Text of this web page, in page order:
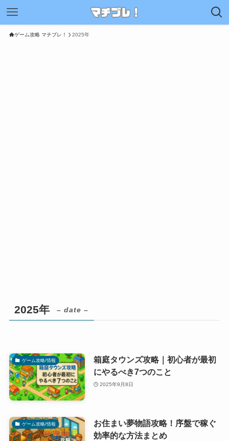
ゲーム攻略 マチブレ！ 2025年
2025年 – date –
ゲーム攻略/情報
箱庭タウンズ攻略｜初心者が最初
にやるべき7つのこと
2025年9月8日
ゲーム攻略/情報
お住まい夢物語攻略！序盤で稼ぐ
効率的な方法まとめ